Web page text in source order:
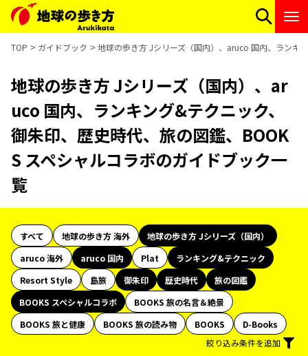
TOP ガイドブック 地球の歩き方 Jシリーズ（国内）、aruco 国内、ランキ
地球の歩き方 Jシリーズ（国内）、ar
uco 国内、ランキング&テクニック、
御朱印、歴史時代、旅の図鑑、BOOK
S スペシャルコラボのガイドブック一
覧
すべて 地球の歩き方 海外
地球の歩き方 Jシリーズ（国内）
aruco 海外
aruco 国内 Plat
ランキング&テクニック
Resort Style
島旅 御朱印 歴史時代
旅の図鑑
BOOKS スペシャルコラボ
BOOKS 旅の名言＆絶景
BOOKS 旅と健康
BOOKS 旅の読み物 BOOKS
D-Books
絞り込み条件を追加